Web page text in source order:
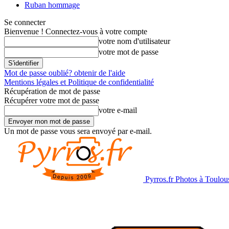
Ruban hommage
Se connecter
Bienvenue ! Connectez-vous à votre compte
votre nom d'utilisateur
votre mot de passe
Mot de passe oublié? obtenir de l'aide
Mentions légales et Politique de confidentialité
Récupération de mot de passe
Récupérer votre mot de passe
votre e-mail
Un mot de passe vous sera envoyé par e-mail.
Pyrros.fr Photos à